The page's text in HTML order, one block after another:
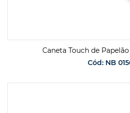
Caneta Touch de
Cód: NB